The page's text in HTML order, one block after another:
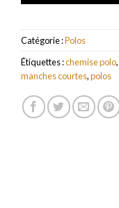
Catégorie :Polos
Étiquettes :chemise polo,
manches courtes,polos